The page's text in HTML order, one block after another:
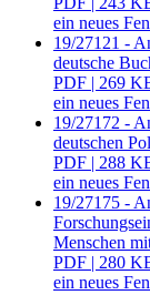
ein neues
19/27121 -
deutsche
PDF | 269
ein neues
19/27172 -
deutschen
PDF | 288
ein neues
19/27175 -
Menschen
PDF | 280
ein neues